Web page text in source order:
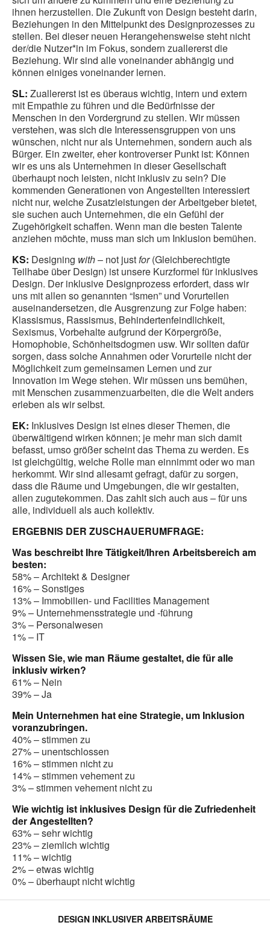
ihnen herzustellen. Die Zukunft von Design besteht darin,
Beziehungen in den Mittelpunkt des Designprozesses zu
stellen. Bei dieser neuen Herangehensweise steht nicht
der/die Nutzer*in im Fokus, sondern zuallererst die
Beziehung. Wir sind alle voneinander abhängig und
können einiges voneinander lernen.
SL: Zuallererst ist es überaus wichtig, intern und extern
mit Empathie zu führen und die Bedürfnisse der
Menschen in den Vordergrund zu stellen. Wir müssen
verstehen, was sich die Interessensgruppen von uns
wünschen, nicht nur als Unternehmen, sondern auch als
Bürger. Ein zweiter, eher kontroverser Punkt ist: Können
wir es uns als Unternehmen in dieser Gesellschaft
überhaupt noch leisten, nicht inklusiv zu sein? Die
kommenden Generationen von Angestellten interessiert
nicht nur, welche Zusatzleistungen der Arbeitgeber bietet,
sie suchen auch Unternehmen, die ein Gefühl der
Zugehörigkeit schaffen. Wenn man die besten Talente
anziehen möchte, muss man sich um Inklusion bemühen.
KS: Designing with– not justfor(Gleichberechtigte
Teilhabe über Design) ist unsere Kurzformel für inklusives
Design. Der inklusive Designprozess erfordert, dass wir
uns mit allen so genannten “Ismen” und Vorurteilen
auseinandersetzen, die Ausgrenzung zur Folge haben:
Klassismus, Rassismus, Behindertenfeindlichkeit,
Sexismus, Vorbehalte aufgrund der Körpergröße,
Homophobie, Schönheitsdogmen usw. Wir sollten dafür
sorgen, dass solche Annahmen oder Vorurteile nicht der
Möglichkeit zum gemeinsamen Lernen und zur
Innovation im Wege stehen. Wir müssen uns bemühen,
mit Menschen zusammenzuarbeiten, die die Welt anders
erleben als wir selbst.
EK: Inklusives Design ist eines dieser Themen, die
überwältigend wirken können; je mehr man sich damit
befasst, umso größer scheint das Thema zu werden. Es
ist gleichgültig, welche Rolle man einnimmt oder wo man
herkommt. Wir sind allesamt gefragt, dafür zu sorgen,
dass die Räume und Umgebungen, die wir gestalten,
allen zugutekommen. Das zahlt sich auch aus – für uns
alle, individuell als auch kollektiv.
ERGEBNIS DER ZUSCHAUERUMFRAGE:
Was beschreibt Ihre Tätigkeit/Ihren Arbeitsbereich am
besten:
58% – Architekt & Designer
16% – Sonstiges
13% – Immobilien- und Facilities Management
9% – Unternehmensstrategie und -führung
3% – Personalwesen
1% – IT
Wissen Sie, wie man Räume gestaltet, die für alle
inklusiv wirken?
61% – Nein
39% – Ja
Mein Unternehmen hat eine Strategie, um Inklusion
voranzubringen.
40% – stimmen zu
27% – unentschlossen
16% – stimmen nicht zu
14% – stimmen vehement zu
3% – stimmen vehement nicht zu
Wie wichtig ist inklusives Design für die Zufriedenheit
der Angestellten?
63% – sehr wichtig
23% – ziemlich wichtig
11% – wichtig
2% – etwas wichtig
0% – überhaupt nicht wichtig
DESIGN INKLUSIVER ARBEITSRÄUME